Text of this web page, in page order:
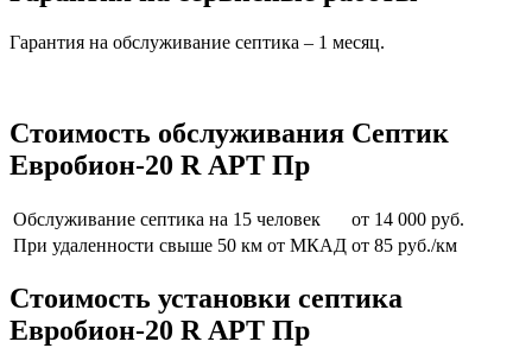
Гарантия на обслуживание септика – 1 месяц.
Стоимость обслуживания Септик
Евробион-20 R АРТ Пр
Обслуживание септика на 15 человек
от 14 000 руб.
При удаленности свыше 50 км от МКАД от 85 руб./км
Стоимость установки септика
Евробион-20 R АРТ Пр